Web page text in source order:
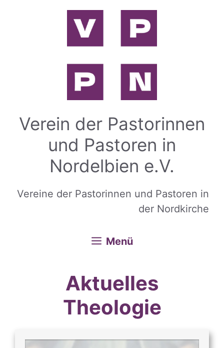
Verein der Pastorinnen
und Pastoren in
Nordelbien e.V.
Vereine der Pastorinnen und Pastoren in
der Nordkirche
Menü
Aktuelles
Theologie